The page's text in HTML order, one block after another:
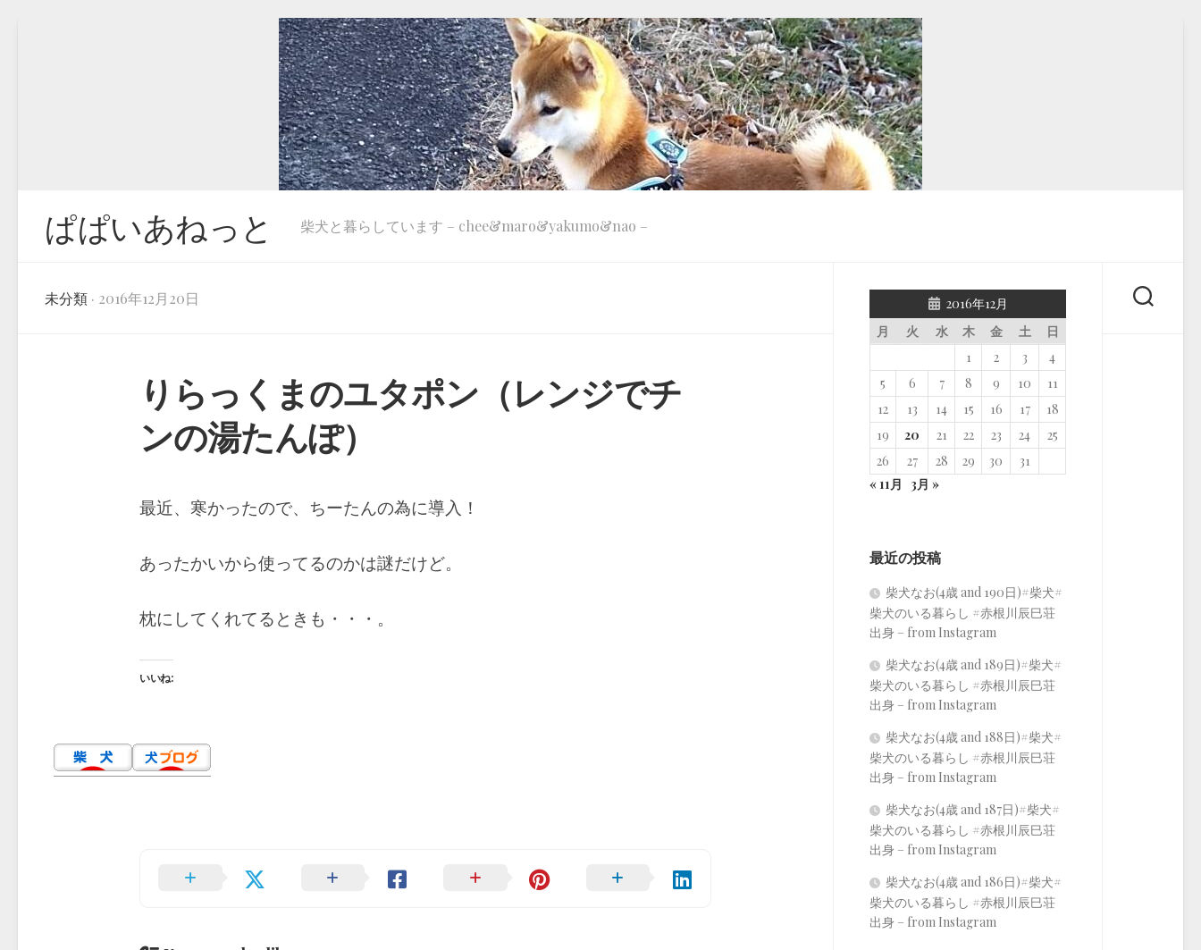
ぱぱいあねっと 柴犬と暮らしています – chee&maro&yakumo&nao –
未分類 · 2016年12月20日
りらっくまのユタポン（レンジでチ
ンの湯たんぽ）
最近、寒かったので、ちーたんの為に導入！
あったかいから使ってるのかは謎だけど。
枕にしてくれてるときも・・・。
いいね:
2016年12月
月
火 水 木 金 土
日
1
2 3
4
5
6 7 8 9 10
11
12
13 14 15 16 17
18
19
20 21 22 23 24
25
26
27 28 29 30
31
« 11月
3月 »
最近の投稿
柴犬なお(4歳 and 190日)#柴犬#
柴犬のいる暮らし #赤根川辰巳荘
出身 – from Instagram
柴犬なお(4歳 and 189日)#柴犬#
柴犬のいる暮らし #赤根川辰巳荘
出身 – from Instagram
柴犬なお(4歳 and 188日)#柴犬#
柴犬のいる暮らし #赤根川辰巳荘
出身 – from Instagram
柴犬なお(4歳 and 187日)#柴犬#
柴犬のいる暮らし #赤根川辰巳荘
出身 – from Instagram
柴犬なお(4歳 and 186日)#柴犬#
柴犬のいる暮らし #赤根川辰巳荘
出身 – from Instagram